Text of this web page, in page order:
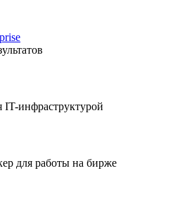
IT-инфраструктурой
для работы на бирже